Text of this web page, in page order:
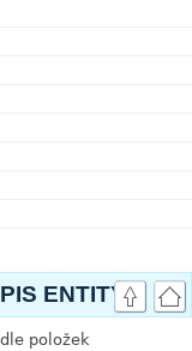
ENTITY
položek